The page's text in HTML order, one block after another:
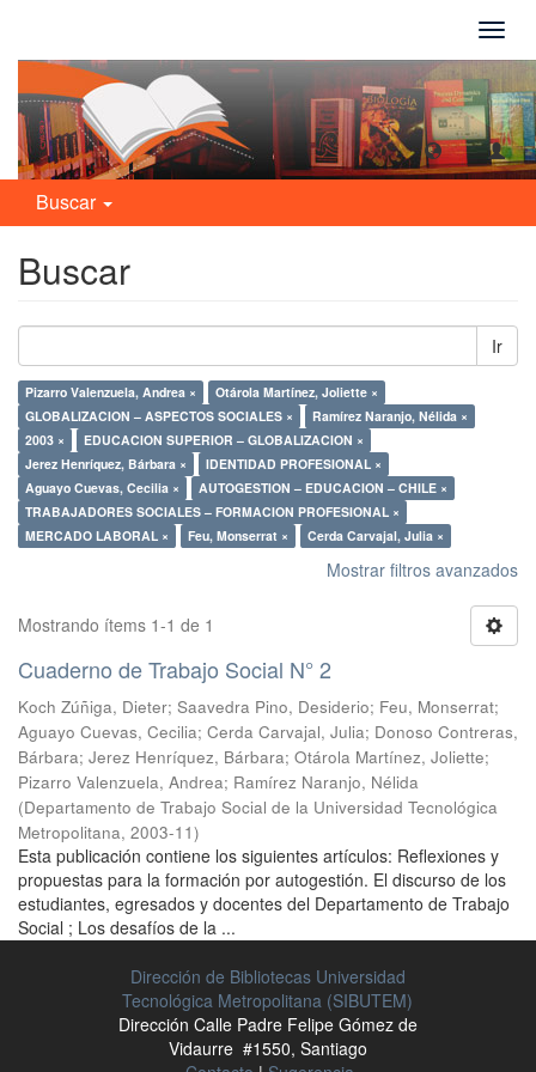
Buscar
Buscar
Ir
Pizarro Valenzuela, Andrea ×
Otárola Martínez, Joliette ×
GLOBALIZACION – ASPECTOS SOCIALES ×
Ramírez Naranjo, Nélida ×
2003 ×
EDUCACION SUPERIOR – GLOBALIZACION ×
Jerez Henríquez, Bárbara ×
IDENTIDAD PROFESIONAL ×
Aguayo Cuevas, Cecilia ×
AUTOGESTION – EDUCACION – CHILE ×
TRABAJADORES SOCIALES – FORMACION PROFESIONAL ×
MERCADO LABORAL ×
Feu, Monserrat × Cerda Carvajal, Julia ×
Mostrar filtros avanzados
Mostrando ítems 1-1 de 1
Cuaderno de Trabajo Social N° 2
Koch Zúñiga, Dieter; Saavedra Pino, Desiderio; Feu, Monserrat;
Aguayo Cuevas, Cecilia; Cerda Carvajal, Julia; Donoso Contreras,
Bárbara; Jerez Henríquez, Bárbara; Otárola Martínez, Joliette;
Pizarro Valenzuela, Andrea; Ramírez Naranjo, Nélida
(Departamento de Trabajo Social de la Universidad Tecnológica
Metropolitana, 2003-11)
Esta publicación contiene los siguientes artículos: Reflexiones y
propuestas para la formación por autogestión. El discurso de los
estudiantes, egresados y docentes del Departamento de Trabajo
Social ; Los desafíos de la ...
Dirección de Bibliotecas Universidad
Tecnológica Metropolitana (SIBUTEM)
Dirección Calle Padre Felipe Gómez de
Vidaurre #1550, Santiago